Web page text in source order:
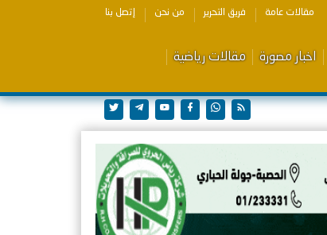
مقالات عامة فريق التحرير من نحن إتصل بنا
اخبار مصورة مقالات رياضية